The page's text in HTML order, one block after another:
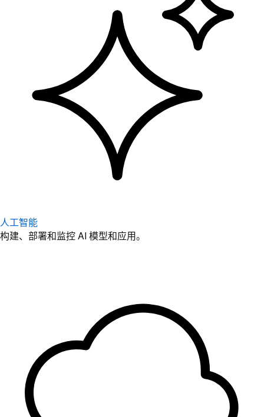
人工智能
构建、部署和监控 AI 模型和应用。